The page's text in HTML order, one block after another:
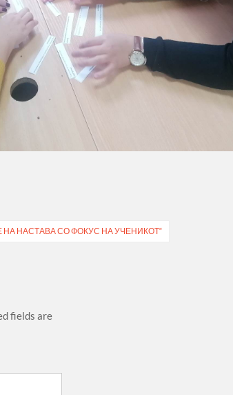
НАСТАВА СО ФОКУС НА УЧЕНИКОТ“
fields are